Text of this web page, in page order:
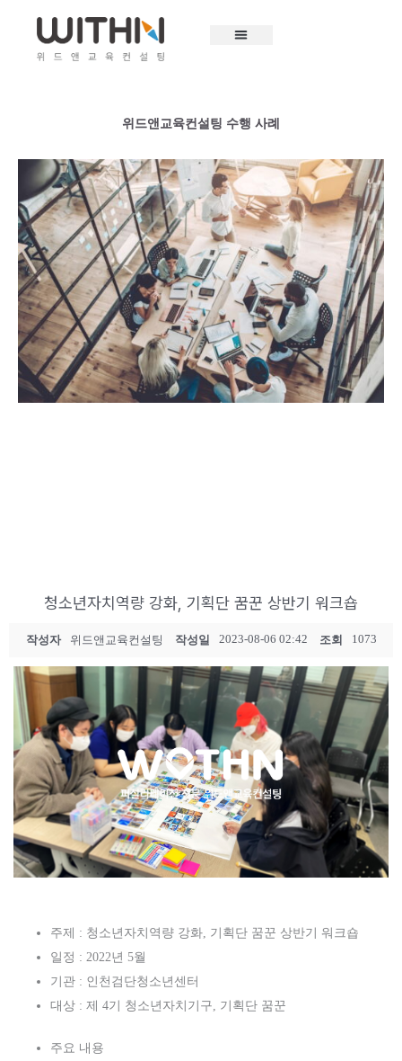
위드앤교육컨설팅 수행 사례
청소년자치역량 강화, 기획단 꿈꾼 상반기 워크숍
작성자 위드앤교육컨설팅 작성일 2023-08-06 02:42 조회 1073
주제 : 청소년자치역량 강화, 기획단 꿈꾼 상반기 워크숍
일정 : 2022년 5월
기관 : 인천검단청소년센터
대상 : 제 4기 청소년자치기구, 기획단 꿈꾼
주요 내용